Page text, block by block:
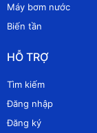
Máy bơm nước
Biến tần
HỖ TRỢ
Tìm kiếm
Đăng nhập
Đăng ký